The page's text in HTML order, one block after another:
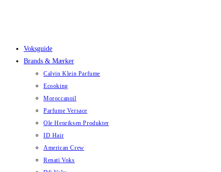
Voksguide
Brands & Mærker
Calvin Klein Parfume
Ecooking
Moroccanoil
Parfume Versace
Ole Henriksen Produkter
ID Hair
American Crew
Renati Voks